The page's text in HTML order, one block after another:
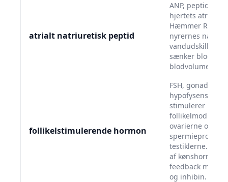
atrialt natriuretisk peptid
ANP,
hjertets atrier
Hæmmer RAAS,
nyrernes
vandudskillelse
sænker blodtryk
blodvolumen.
follikelstimulerende hormon
FSH,
hypofysens
stimulerer
follikelmodning i
ovarierne og
testiklerne.
af
feedback med
og inhibin.